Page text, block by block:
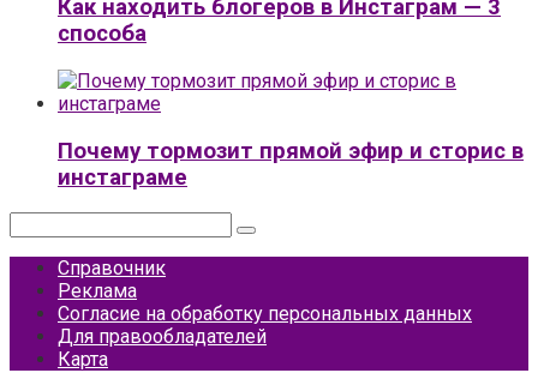
Как находить блогеров в Инстаграм — 3
способа
Почему тормозит прямой эфир и сторис в
инстаграме
Справочник
Реклама
Согласие на обработку персональных данных
Для правообладателей
Карта